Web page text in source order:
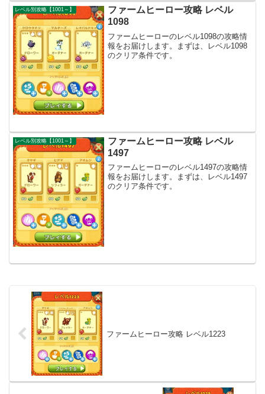
レベル別攻略【1001～】
ファームヒーロー攻略 レベル
1098
ファームヒーローのレベル1098の攻略情
報をお届けします。まずは、レベル1098
のクリア条件です。
レベル別攻略【1001～】
ファームヒーロー攻略 レベル
1497
ファームヒーローのレベル1497の攻略情
報をお届けします。まずは、レベル1497
のクリア条件です。
ファームヒーロー攻略 レベル1223